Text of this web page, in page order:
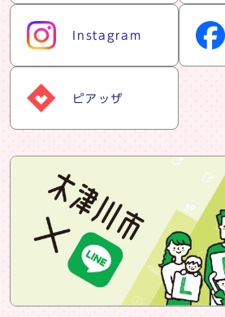
Instagram
ピアッザ
snsバナー